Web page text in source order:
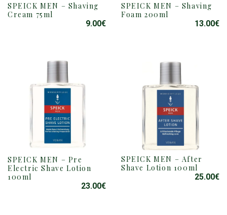
SPEICK MEN – Shaving
Cream 75ml
9.00€
SPEICK MEN – Shaving
Foam 200ml
13.00€
SPEICK MEN – Pre
Electric Shave Lotion
100ml
23.00€
SPEICK MEN – After
Shave Lotion 100ml
25.00€